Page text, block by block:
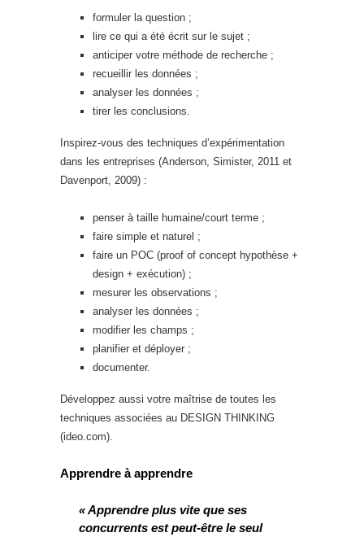
formuler la question ;
lire ce qui a été écrit sur le sujet ;
anticiper votre méthode de recherche ;
recueillir les données ;
analyser les données ;
tirer les conclusions.
Inspirez-vous des techniques d’expérimentation
dans les entreprises (Anderson, Simister, 2011 et
Davenport, 2009) :
penser à taille humaine/court terme ;
faire simple et naturel ;
faire un POC (proof of concept hypothèse +
design + exécution) ;
mesurer les observations ;
analyser les données ;
modifier les champs ;
planifier et déployer ;
documenter.
Développez aussi votre maîtrise de toutes les
techniques associées au DESIGN THINKING
(ideo.com).
Apprendre à apprendre
« Apprendre plus vite que ses
concurrents est peut-être le seul